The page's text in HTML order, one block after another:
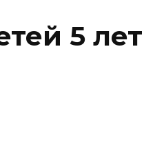
5 лет